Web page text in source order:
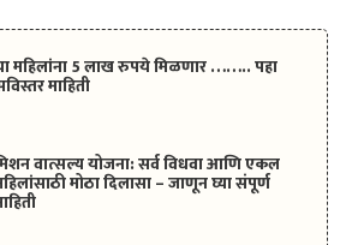
महिलांना 5 लाख रुपये मिळणार …….. पहा
माहिती
वात्सल्य योजना: सर्व विधवा आणि एकल
मोठा दिलासा – जाणून घ्या संपूर्ण